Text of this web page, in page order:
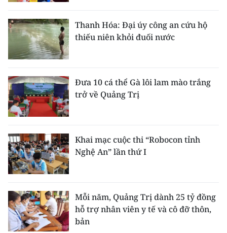
Thanh Hóa: Đại úy công an cứu hộ
thiếu niên khỏi đuối nước
Đưa 10 cá thể Gà lôi lam mào trắng
trở về Quảng Trị
Khai mạc cuộc thi “Robocon tỉnh
Nghệ An” lần thứ I
Mỗi năm, Quảng Trị dành 25 tỷ đồng
hỗ trợ nhân viên y tế và cô đỡ thôn,
bản